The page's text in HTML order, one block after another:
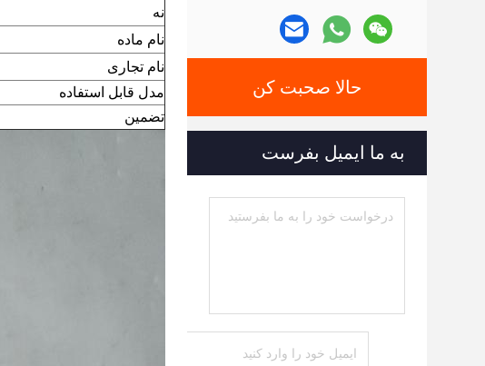
حالا صحبت کن
به ما ایمیل بفرست
نه
نام ماده
نام تجاری
مدل قابل استفاده
تضمین